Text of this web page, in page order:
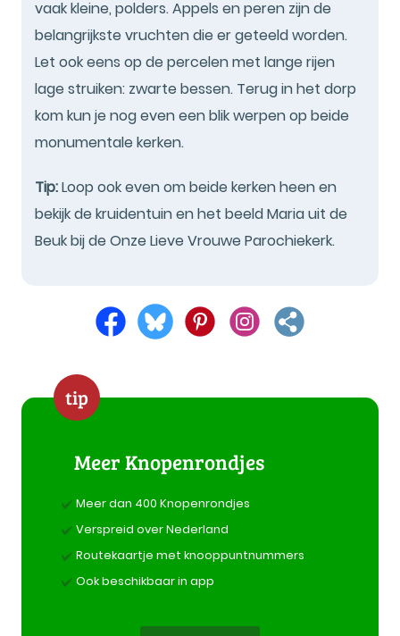
vaak kleine, polders. Appels en peren zijn de
belangrijkste vruchten die er geteeld worden.
Let ook eens op de percelen met lange rijen
lage struiken: zwarte bessen. Terug in het dorp
kom kun je nog even een blik werpen op beide
monumentale kerken.
Tip:Loop ook even om beide kerken heen en
bekijk de kruidentuin en het beeld Maria uit de
Beuk bij de Onze Lieve Vrouwe Parochiekerk.
tip
Meer Knopenrondjes
Meer dan 400 Knopenrondjes
Verspreid over Nederland
Routekaartje met knooppuntnummers
Ook beschikbaar in app